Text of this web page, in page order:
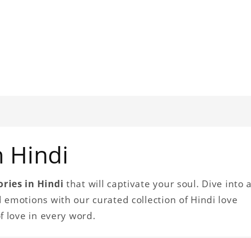
Hindi
in Hindi that will captivate your soul. Dive into a
emotions with our curated collection of Hindi love
love in every word.